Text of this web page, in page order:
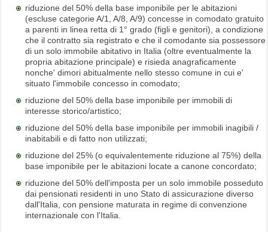
riduzione del 50% della base imponibile per le abitazioni
(escluse categorie A/1, A/8, A/9) concesse in comodato gratuito
a parenti in linea retta di 1° grado (figli e genitori), a condizione
che il contratto sia registrato e che il comodante sia possessore
di un solo immobile abitativo in Italia (oltre eventualmente la
propria abitazione principale) e risieda anagraficamente
nonche' dimori abitualmente nello stesso comune in cui e'
situato l'immobile concesso in comodato;
riduzione del 50% della base imponibile per immobili di
interesse storico/artistico;
riduzione del 50% della base imponibile per immobili inagibili /
inabitabili e di fatto non utilizzati;
riduzione del 25% (o equivalentemente riduzione al 75%) della
base imponibile per le abitazioni locate a canone concordato;
riduzione del 50% dell'imposta per un solo immobile posseduto
dai pensionati residenti in uno Stato di assicurazione diverso
dall'Italia, con pensione maturata in regime di convenzione
internazionale con l'Italia.